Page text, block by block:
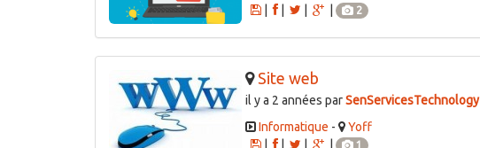
|
2
Site web
il y a 2 années parSenServicesTechnology
Informatique -
Yoff
|
1